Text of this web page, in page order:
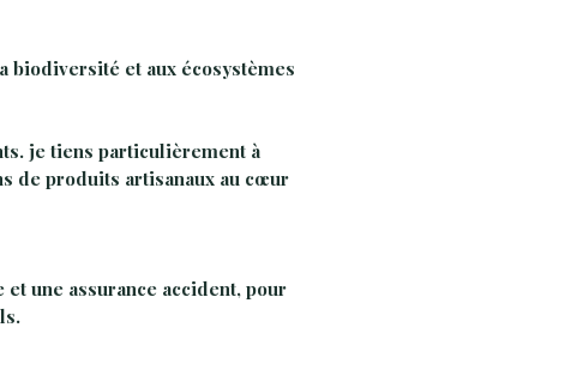
biodiversité et aux écosystèmes
je tiens particulièrement à
de produits artisanaux au cœur
une assurance accident, pour